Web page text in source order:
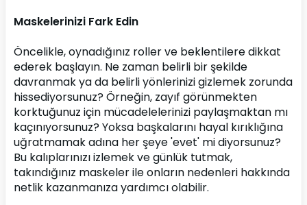
Maskelerinizi Fark Edin
Öncelikle, oynadığınız roller ve beklentilere dikkat
ederek başlayın. Ne zaman belirli bir şekilde
davranmak ya da belirli yönlerinizi gizlemek zorunda
hissediyorsunuz? Örneğin, zayıf görünmekten
korktuğunuz için mücadelelerinizi paylaşmaktan mı
kaçınıyorsunuz? Yoksa başkalarını hayal kırıklığına
uğratmamak adına her şeye 'evet' mi diyorsunuz?
Bu kalıplarınızı izlemek ve günlük tutmak,
takındığınız maskeler ile onların nedenleri hakkında
netlik kazanmanıza yardımcı olabilir.